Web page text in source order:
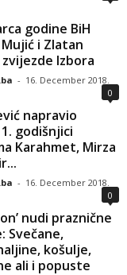
godine BiH
i Zlatan
Izbora
- 16. December 2018.
0
napravio
godišnjici
Karahmet, Mirza
- 16. December 2018.
0
nudi praznične
Svečane,
košulje,
ali i popuste